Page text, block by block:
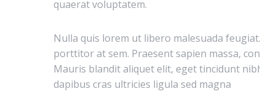
quaerat voluptatem.
Nulla quis lorem ut libero malesuada
porttitor at sem. Praesent sapien massa,
Mauris blandit aliquet elit, eget tincidunt
dapibus cras ultricies ligula sed magna